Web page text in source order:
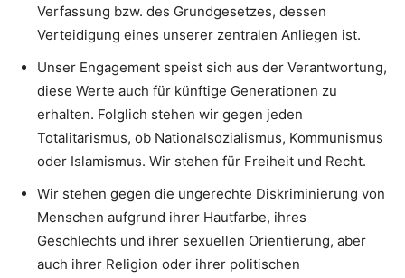
Verfassung bzw. des Grundgesetzes, dessen
Verteidigung eines unserer zentralen Anliegen ist.
Unser Engagement speist sich aus der Verantwortung,
diese Werte auch für künftige Generationen zu
erhalten. Folglich stehen wir gegen jeden
Totalitarismus, ob Nationalsozialismus, Kommunismus
oder Islamismus. Wir stehen für Freiheit und Recht.
Wir stehen gegen die ungerechte Diskriminierung von
Menschen aufgrund ihrer Hautfarbe, ihres
Geschlechts und ihrer sexuellen Orientierung, aber
auch ihrer Religion oder ihrer politischen